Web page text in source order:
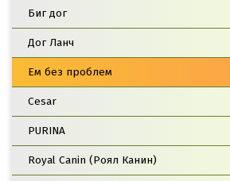
Биг дог
Дог Ланч
Ем без проблем
Cesar
PURINA
Royal Canin (Роял Канин)